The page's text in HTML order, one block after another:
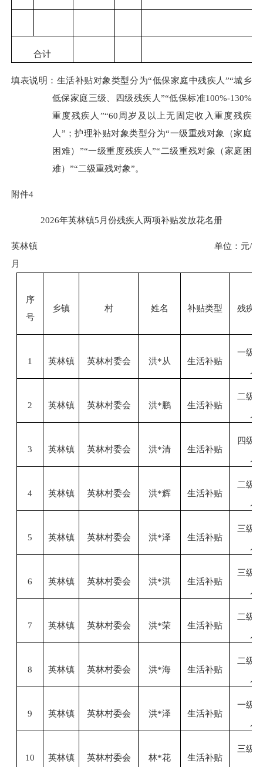
合计
填表说明：生活补贴对象类型分为“低保家庭中残疾人”“城乡
低保家庭三级、四级残疾人”“低保标准100%-130%
重度残疾人”“60周岁及以上无固定收入重度残疾
人”；护理补贴对象类型分为“一级重残对象（家庭
困难）”“一级重度残疾人”“二级重残对象（家庭困
难）”“二级重残对象”。
附件4
2026年英林镇5 月份残疾人两项补贴发放花名册
英林镇 单位：元/
月
序
号
乡镇 村 姓名 补贴类型 残疾
1 英林镇 英林村委会 洪*从 生活补贴
一级
2 英林镇 英林村委会 洪*鹏 生活补贴
二级
3 英林镇 英林村委会 洪*清 生活补贴
四级
4 英林镇 英林村委会 洪*辉 生活补贴
二级
5 英林镇 英林村委会 洪*泽 生活补贴
三级
6 英林镇 英林村委会 洪*淇 生活补贴
三级
7 英林镇 英林村委会 洪*荣 生活补贴
二级
8 英林镇 英林村委会 洪*海 生活补贴
二级
9 英林镇 英林村委会 洪*泽 生活补贴
一级
10 英林镇 英林村委会 林*花 生活补贴
三级